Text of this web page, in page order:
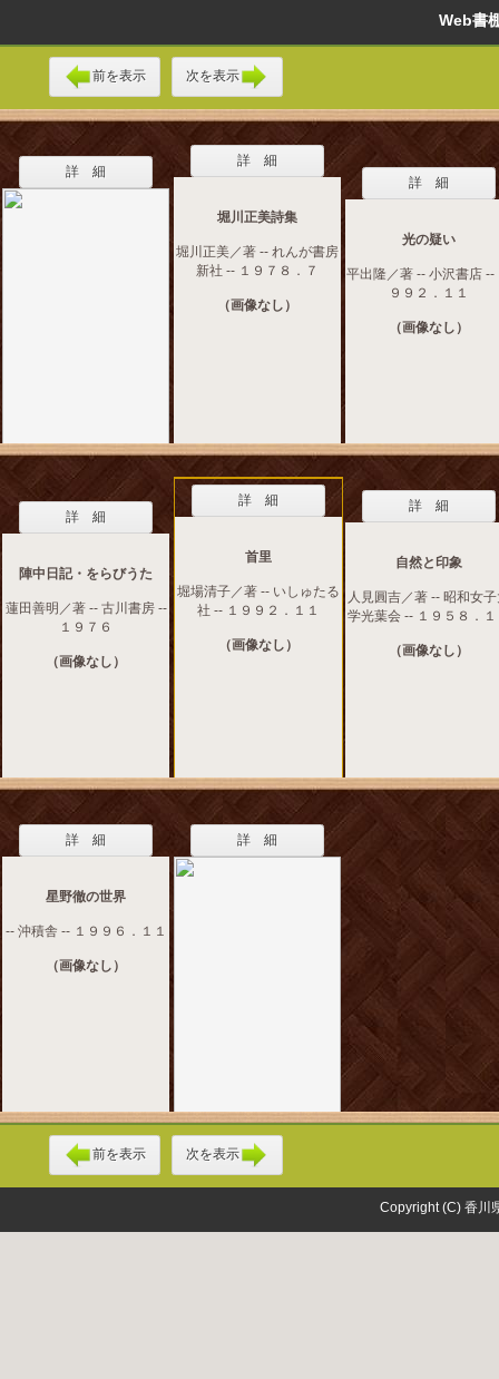
Web
前を表示 次を表示
詳 細
詳 細
堀川正美詩集
堀川正美／著 -- れんが書房
新社 -- １９７８．７
（画像なし）
詳 細
光の疑い
平出隆／著 -- 小沢書店 --
９９２．１１
（画像なし）
詳 細
陣中日記・をらびうた
蓮田善明／著 -- 古川書房 --
１９７６
（画像なし）
詳 細
首里
堀場清子／著 -- いしゅたる
社 -- １９９２．１１
（画像なし）
詳 細
自然と印象
人見圓吉／著 -- 昭和女
学光葉会 -- １９５８．
（画像なし）
詳 細
星野徹の世界
-- 沖積舎 -- １９９６．１１
（画像なし）
詳 細
前を表示 次を表示
Copyright (C) 香川